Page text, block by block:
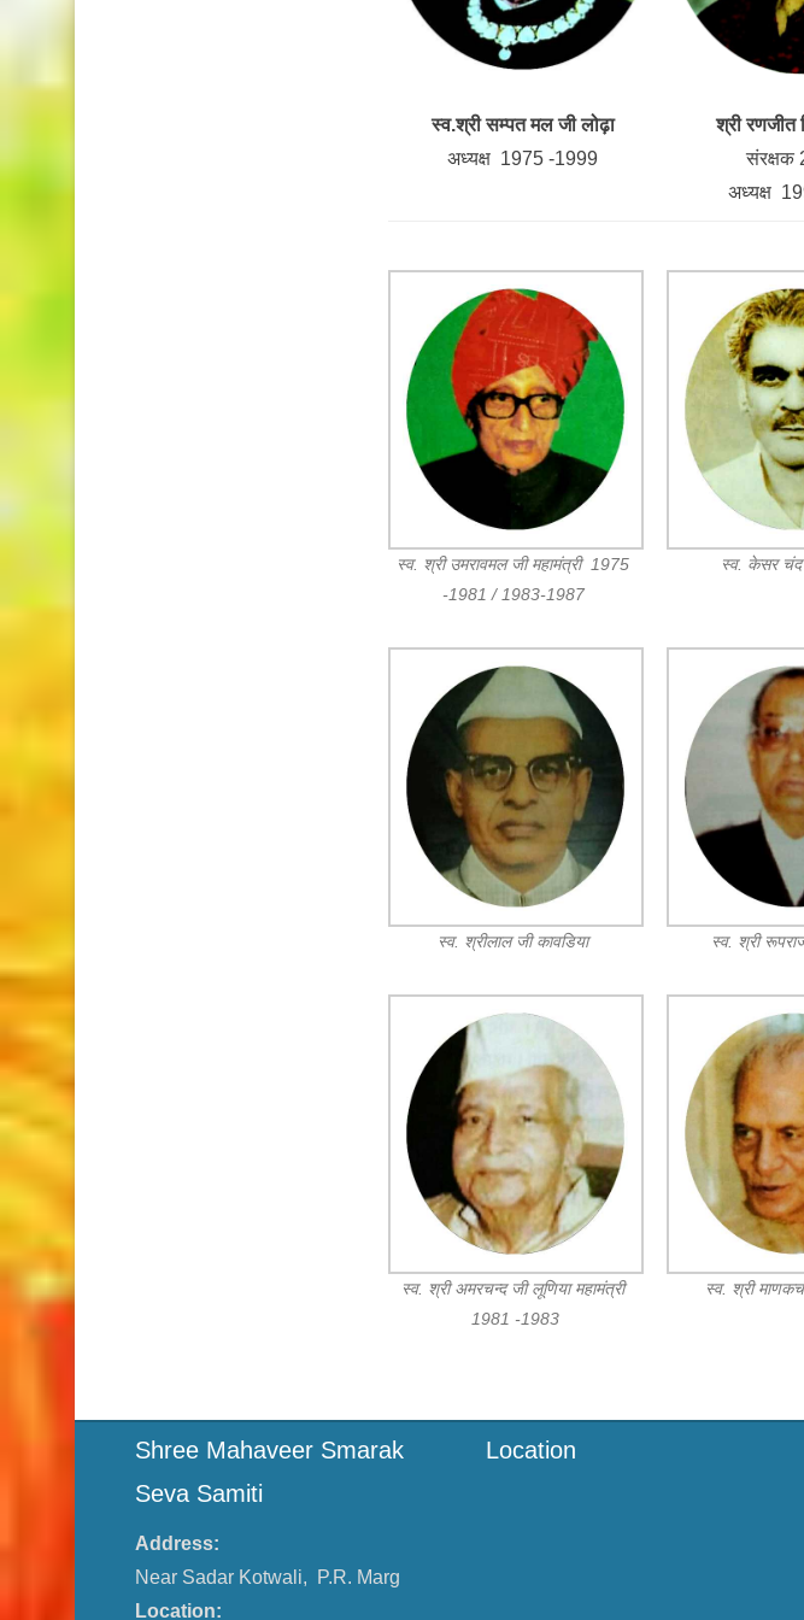
स्व.श्री सम्पत मल जी लोढ़ा
अध्यक्ष 1975 -1999
श्री रणजीत
संरक्षक
अध्यक्ष
स्व. श्री उमरावमल जी महामंत्री 1975
-1981 / 1983-1987
स्व. केसर चंद
स्व. श्रीलाल जी कावडिया स्व. श्री
स्व. श्री अमरचन्द जी लूणिया महामंत्री
1981 -1983
स्व. श्री
Shree Mahaveer Smarak
Seva Samiti
Address:
Near Sadar Kotwali, P.R. Marg
Location:
Location